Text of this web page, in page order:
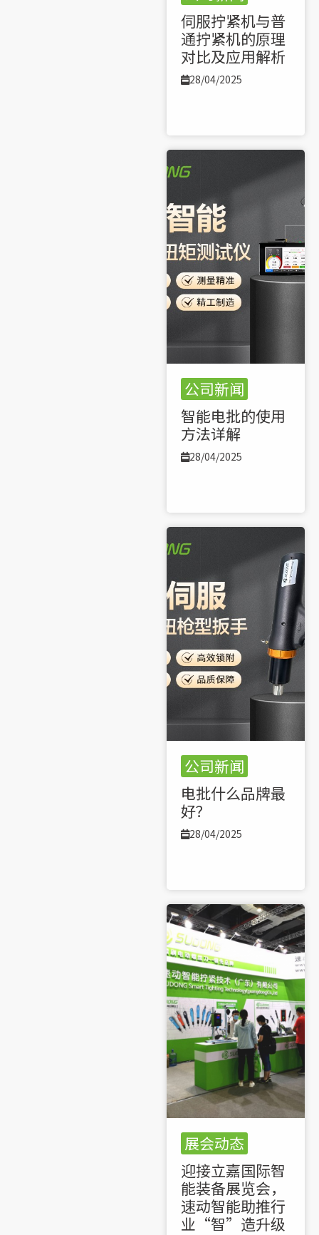
伺服拧紧机与普
通拧紧机的原理
对比及应用解析
28/04/2025
公司新闻
智能电批的使用
方法详解
28/04/2025
公司新闻
电批什么品牌最
好？
28/04/2025
展会动态
迎接立嘉国际智
能装备展览会，
速动智能助推行
业“智”造升级